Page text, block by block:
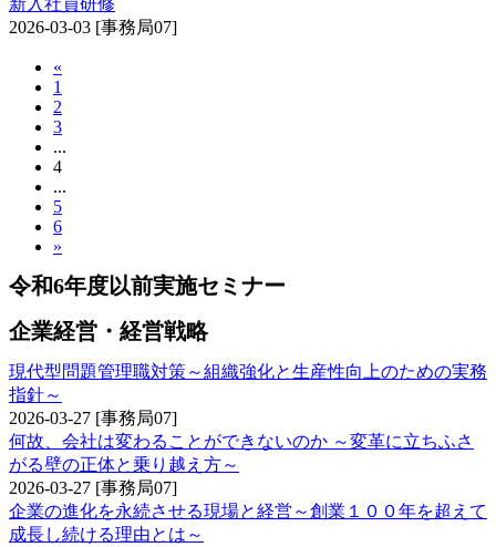
新入社員研修
2026-03-03 [事務局07]
«
1
2
3
...
4
...
5
6
»
令和6年度以前実施セミナー
企業経営・経営戦略
現代型問題管理職対策～組織強化と生産性向上のための実務
指針～
2026-03-27 [事務局07]
何故、会社は変わることができないのか ～変革に立ちふさ
がる壁の正体と乗り越え方～
2026-03-27 [事務局07]
企業の進化を永続させる現場と経営～創業１００年を超えて
成長し続ける理由とは～